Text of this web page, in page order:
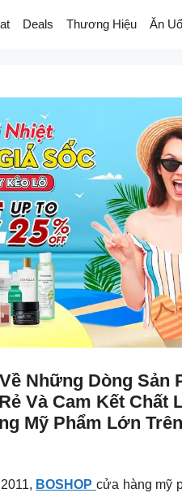
Deals Thương Hiệu Ăn
Những Dòng Sản
Và Cam Kết
Mỹ Phẩm Lớn
BOSHOP cửa hàng mỹ